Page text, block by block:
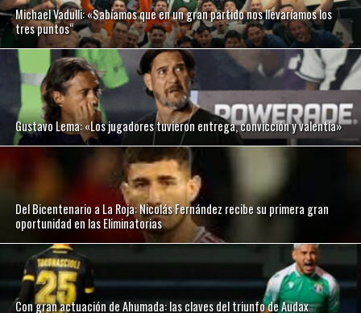
Michael Vadulli: «Sabíamos que en un gran partido nos llevaríamos los
tres puntos“
Gustavo Lema: «Los jugadores tuvieron entrega, convicción y valentía»
Del Bicentenario a La Roja: Nicolás Fernández recibe su primera gran
oportunidad en las Eliminatorias
Con gran actuación de Ahumada: las claves del triunfo de Audax